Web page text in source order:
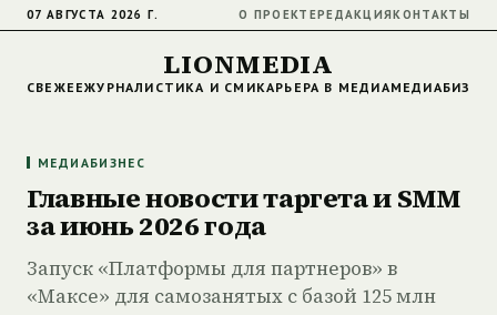
07 АВГУСТА 2026 Г. О ПРОЕКТЕРЕДАКЦИЯКОНТАКТЫ
LIONMEDIA
СВЕЖЕЕЖУРНАЛИСТИКА И СМИКАРЬЕРА В МЕДИА
МЕДИАБИЗНЕС
Главные новости таргета и SMM
за июнь 2026 года
Запуск «Платформы для партнеров» в
«Максе» для самозанятых с базой 125 млн